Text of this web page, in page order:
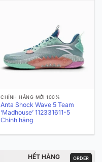
CHÍNH HÃNG MỚI 100%
Anta Shock Wave 5 Team
‘Madhouse’ 112331611-5
Chính hãng
ORDER
HẾT HÀNG